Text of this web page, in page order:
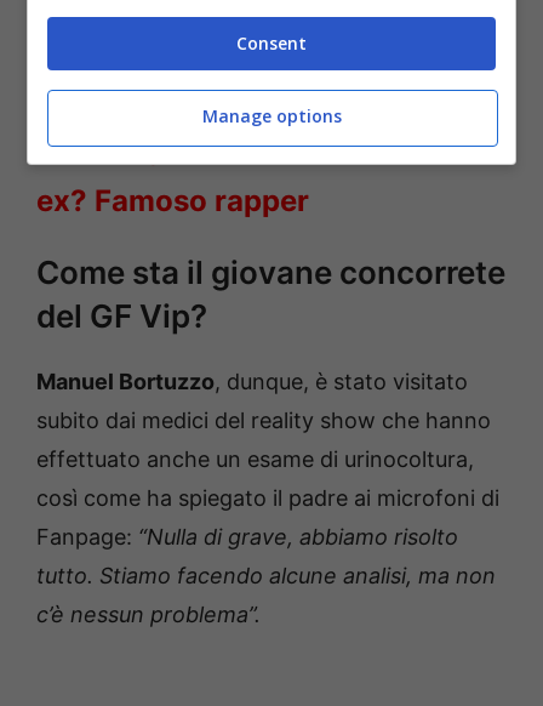
Instagram
LEGGI ANCHE->Elettra
Lamborghini, sapete chi è il suo
ex? Famoso rapper
Come sta il giovane concorrete
del GF Vip?
Manuel Bortuzzo, dunque, è stato visitato
subito dai medici del reality show che hanno
effettuato anche un esame di urinocoltura,
così come ha spiegato il padre ai microfoni di
Fanpage: “Nulla di grave, abbiamo risolto
tutto. Stiamo facendo alcune analisi, ma non
c’è nessun problema”.
Consent
Manage options